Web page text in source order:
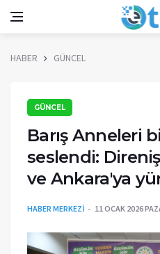
HABER GÜNCEL
GÜNCEL
Barış Anneleri
seslendi:
ve Ankara'ya
HABER MERKEZİ 11 OCAK 2026